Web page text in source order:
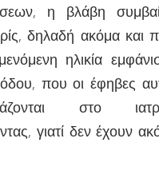
η βλάβη
δηλαδή ακόμα και
ηλικία
που οι έφηβες
στο
γιατί δεν έχουν